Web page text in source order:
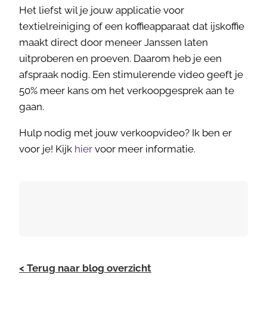
Het liefst wil je jouw applicatie voor
textielreiniging of een koffieapparaat dat ijskoffie
maakt direct door meneer Janssen laten
uitproberen en proeven. Daarom heb je een
afspraak nodig. Een stimulerende video geeft je
50% meer kans om het verkoopgesprek aan te
gaan.
Hulp nodig met jouw verkoopvideo? Ik ben er
voor je! Kijk hier voor meer informatie.
< Terug naar blog overzicht